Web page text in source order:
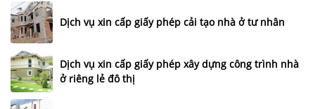
Dịch vụ xin cấp giấy phép cải tạo nhà ở tư nhân
Dịch vụ xin cấp giấy phép xây dựng công trình nhà
ở riêng lẻ đô thị